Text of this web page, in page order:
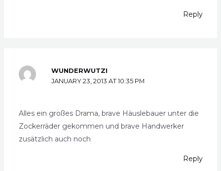
Reply
WUNDERWUTZI
JANUARY 23, 2013 AT 10:35 PM
Alles ein großes Drama, brave Häuslebauer unter die
Zockerräder gekommen und brave Handwerker
zusätzlich auch noch
Reply